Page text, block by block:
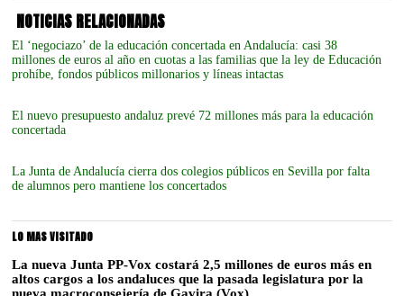
NOTICIAS RELACIONADAS
El ‘negociazo’ de la educación concertada en Andalucía: casi 38
millones de euros al año en cuotas a las familias que la ley de Educación
prohíbe, fondos públicos millonarios y líneas intactas
El nuevo presupuesto andaluz prevé 72 millones más para la educación
concertada
La Junta de Andalucía cierra dos colegios públicos en Sevilla por falta
de alumnos pero mantiene los concertados
LO MAS VISITADO
La nueva Junta PP-Vox costará 2,5 millones de euros más en
altos cargos a los andaluces que la pasada legislatura por la